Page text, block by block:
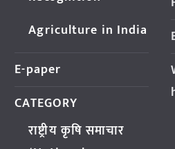
Agriculture in India
E-paper
CATEGORY
राष्ट्रीय कृषि समाचार